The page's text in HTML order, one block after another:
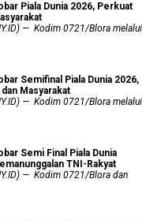
Piala Dunia 2026, Perkuat
— Kodim 0721/Blora melalui
Semifinal Piala Dunia 2026,
Masyarakat
— Kodim 0721/Blora melalui
Semi Final Piala Dunia
TNI-Rakyat
— Kodim 0721/Blora dan